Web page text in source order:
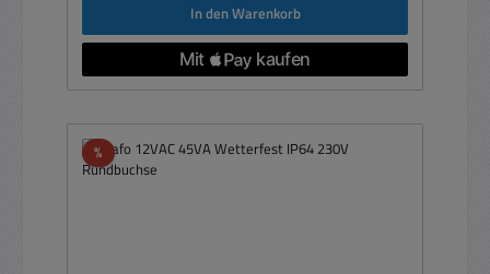
In den Warenkorb
%Rabatt